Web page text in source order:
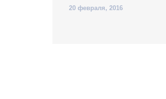
20 февраля, 2016